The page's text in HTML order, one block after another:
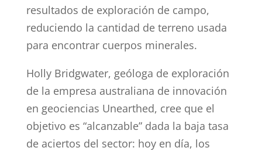
resultados de exploración de campo,
reduciendo la cantidad de terreno usada
para encontrar cuerpos minerales.
Holly Bridgwater, geóloga de exploración
de la empresa australiana de innovación
en geociencias Unearthed, cree que el
objetivo es “alcanzable” dada la baja tasa
de aciertos del sector: hoy en día, los